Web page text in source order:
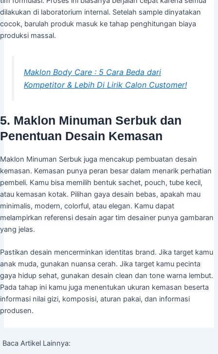
dilakukan di laboratorium internal. Setelah sample dinyatakan
cocok, barulah produk masuk ke tahap penghitungan biaya
produksi massal.
Maklon Body Care : 5 Cara Beda dari
Kompetitor & Lebih Di Lirik Calon Customer!
5. Maklon Minuman Serbuk dan
Penentuan Desain Kemasan
Maklon Minuman Serbuk juga mencakup pembuatan desain
kemasan. Kemasan punya peran besar dalam menarik perhatian
pembeli. Kamu bisa memilih bentuk sachet, pouch, tube kecil,
atau kemasan kotak. Pilihan gaya desain bebas, apakah mau
minimalis, modern, colorful, atau elegan. Kamu dapat
melampirkan referensi desain agar tim desainer punya gambaran
yang jelas.
Pastikan desain mencerminkan identitas brand. Jika target kamu
anak muda, gunakan nuansa cerah. Jika target kamu pecinta
gaya hidup sehat, gunakan desain clean dan tone warna lembut.
Pada tahap ini kamu juga menentukan ukuran kemasan beserta
informasi nilai gizi, komposisi, aturan pakai, dan informasi
produsen.
Baca Artikel Lainnya: